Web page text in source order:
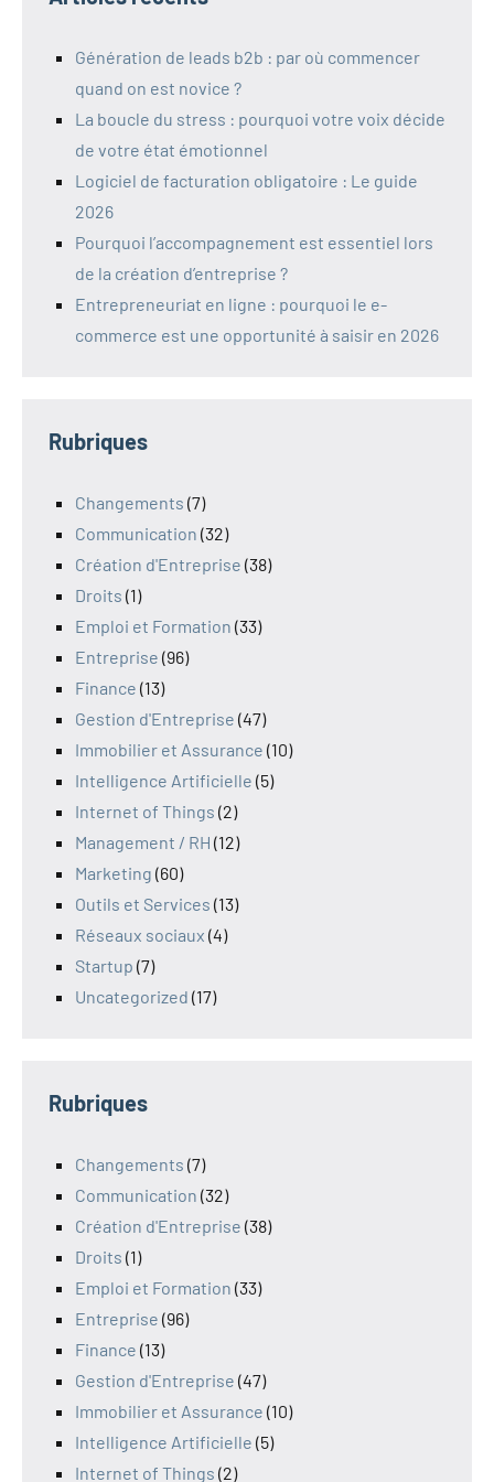
Génération de leads b2b : par où commencer
quand on est novice ?
La boucle du stress : pourquoi votre voix décide
de votre état émotionnel
Logiciel de facturation obligatoire : Le guide
2026
Pourquoi l’accompagnement est essentiel lors
de la création d’entreprise ?
Entrepreneuriat en ligne : pourquoi le e-
commerce est une opportunité à saisir en 2026
Rubriques
Changements (7)
Communication (32)
Création d'Entreprise (38)
Droits (1)
Emploi et Formation (33)
Entreprise (96)
Finance (13)
Gestion d'Entreprise (47)
Immobilier et Assurance (10)
Intelligence Artificielle (5)
Internet of Things (2)
Management / RH (12)
Marketing (60)
Outils et Services (13)
Réseaux sociaux (4)
Startup (7)
Uncategorized (17)
Rubriques
Changements (7)
Communication (32)
Création d'Entreprise (38)
Droits (1)
Emploi et Formation (33)
Entreprise (96)
Finance (13)
Gestion d'Entreprise (47)
Immobilier et Assurance (10)
Intelligence Artificielle (5)
Internet of Things (2)